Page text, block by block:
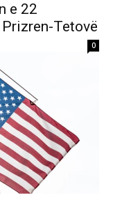
e 22
Tetovë
0